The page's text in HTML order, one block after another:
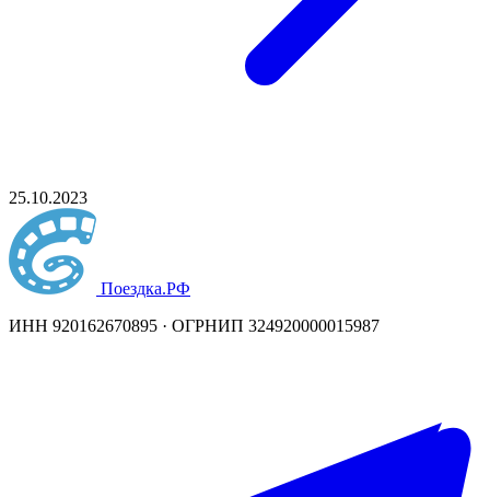
25.10.2023
Поездка.РФ
ИНН 920162670895 · ОГРНИП 324920000015987